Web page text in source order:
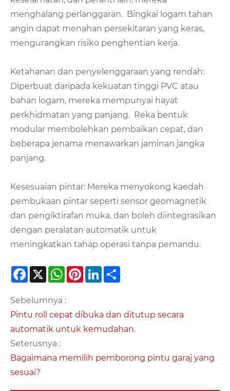
menghalang perlanggaran. Bingkai logam tahan
angin dapat menahan persekitaran yang keras,
mengurangkan risiko penghentian kerja.
Ketahanan dan penyelenggaraan yang rendah:
Diperbuat daripada kekuatan tinggi PVC atau
bahan logam, mereka mempunyai hayat
perkhidmatan yang panjang. Reka bentuk
modular membolehkan pembaikan cepat, dan
beberapa jenama menawarkan jaminan jangka
panjang.
Kesesuaian pintar: Mereka menyokong kaedah
pembukaan pintar seperti sensor geomagnetik
dan pengiktirafan muka, dan boleh diintegrasikan
dengan peralatan automatik untuk
meningkatkan tahap operasi tanpa pemandu.
Facebook
X WhatsApp
PinterestLinkedIn
Sebelumnya :
Pintu roll cepat dibuka dan ditutup secara
automatik untuk kemudahan.
Seterusnya :
Bagaimana memilih pemborong pintu garaj yang
sesuai?